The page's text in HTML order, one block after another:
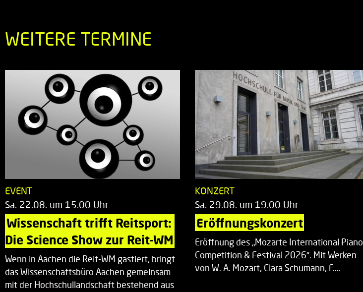
WEITERE TERMINE
EVENT
Sa. 22.08. um 15.00 Uhr
Wissenschaft trifft Reitsport:
Die Science Show zur Reit-WM
Wenn in Aachen die Reit-WM gastiert, bringt
das Wissenschaftsbüro Aachen gemeinsam
mit der Hochschullandschaft bestehend aus
KONZERT
Sa. 29.08. um 19.00 Uhr
Eröffnungskonzert
Eröffnung des „Mozarte International Piano
Competition & Festival 2026“. Mit Werken
von W. A. Mozart, Clara Schumann, F.…